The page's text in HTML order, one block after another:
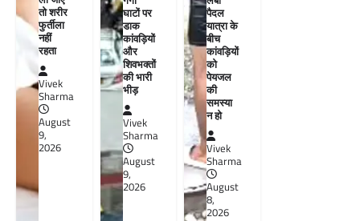
तो शरीर
फुर्तीला
नहीं
रहता
Vivek
Sharma
August
9,
2026
घाटों पर
डाक
कांवड़ियों
और
शिवभक्तों
की भारी
भीड़
Vivek
Sharma
August
9,
2026
पैदल
यात्रा के
बीच
कांवड़ियों
को
पेयजल
की
समस्या
न हो
Vivek
Sharma
August
8,
2026